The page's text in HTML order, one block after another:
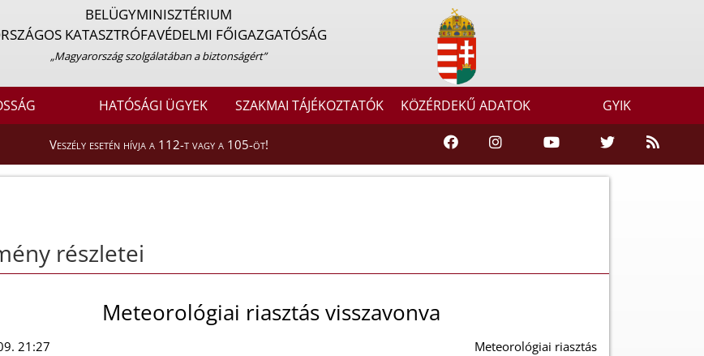
BELÜGYMINISZTÉRIUM
KATASZTRÓFAVÉDELMI FŐIGAZGATÓSÁG
„Magyarország szolgálatában a biztonságért”
HATÓSÁGI ÜGYEK SZAKMAI TÁJÉKOZTATÓK KÖZÉRDEKŰ ADATOK GYIK
Veszély esetén hívja a 112-t vagy a 105-öt!
részletei
Meteorológiai riasztás visszavonva
21:27 Meteorológiai riasztás